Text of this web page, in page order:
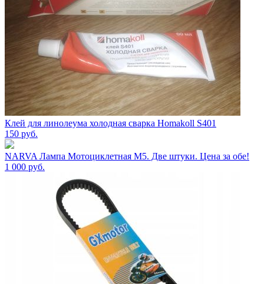
Клей для линолеума холодная сварка Homakoll S401
150 руб.
NARVA Лампа Мотоциклетная M5. Две штуки. Цена за обе!
1 000 руб.